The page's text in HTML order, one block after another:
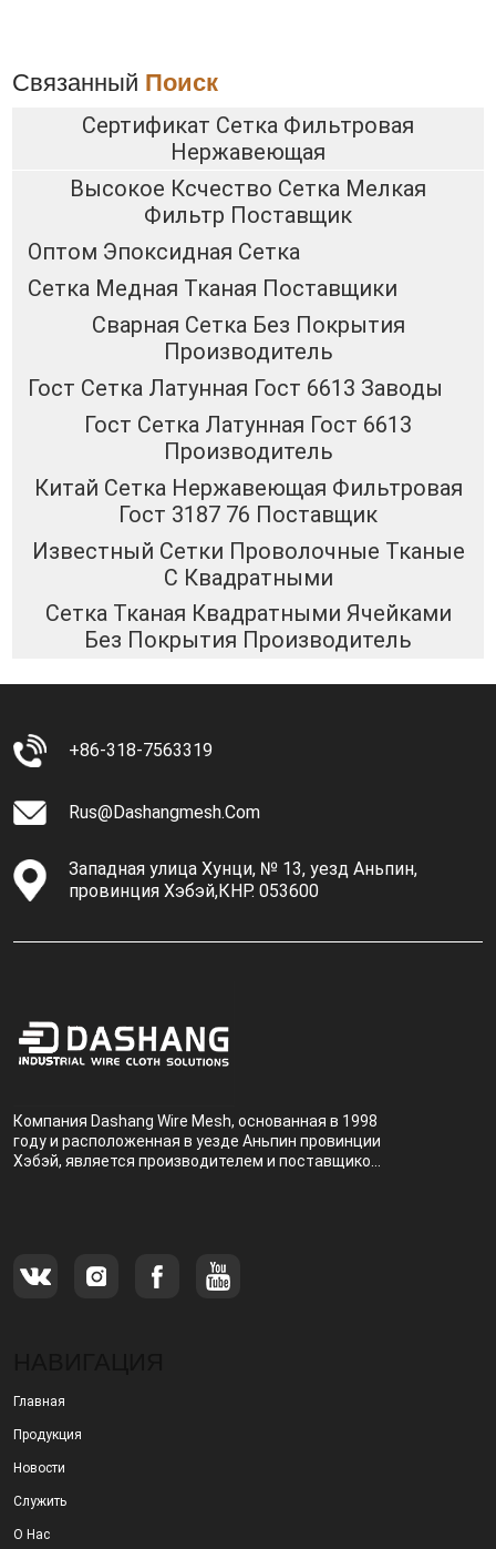
Связанный Поиск
Сертификат Сетка Фильтровая
Нержавеющая
Высокое Ксчество Сетка Мелкая
Фильтр Поставщик
Оптом Эпоксидная Сетка
Сетка Медная Тканая Поставщики
Сварная Сетка Без Покрытия
Производитель
Гост Сетка Латунная Гост 6613 Заводы
Гост Сетка Латунная Гост 6613
Производитель
Китай Сетка Нержавеющая Фильтровая
Гост 3187 76 Поставщик
Известный Сетки Проволочные Тканые
С Квадратными
Сетка Тканая Квадратными Ячейками
Без Покрытия Производитель
+86-318-7563319
Rus@dashangmesh.com
Западная улица Хунци, № 13, уезд Аньпин,
провинция Хэбэй,КНР. 053600
Компания Dashang Wire Mesh, основанная в 1998
году и расположенная в уезде Аньпин провинции
Хэбэй, является производителем и поставщиком,
Главная
Продукция
Новости
Служить
О Нас